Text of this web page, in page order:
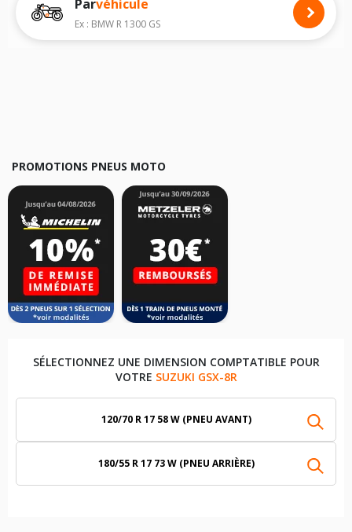
Nous recommandons de toujours monter des pneus moto avec les
dimensions homologuées par le constructeur.
Pour cela, veuillez sélectionner le modèle de votre motoSUZUKI GSX-8R
Parvéhicule
Ex : BMW R 1300 GS
PROMOTIONS PNEUS MOTO
SÉLECTIONNEZ UNE DIMENSION COMPTATIBLE POUR
VOTRE SUZUKI GSX-8R
120/70 R 17 58 W (PNEU AVANT)
180/55 R 17 73 W (PNEU ARRIÈRE)